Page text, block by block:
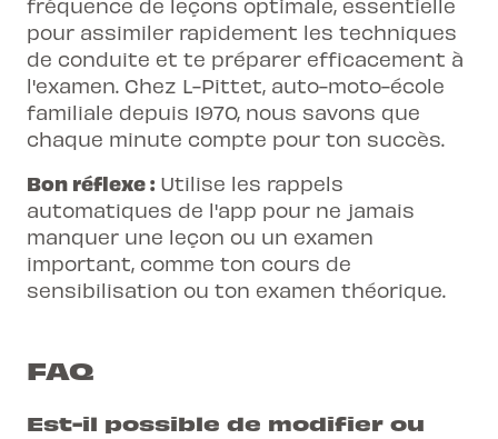
fréquence de leçons optimale, essentielle
pour assimiler rapidement les techniques
de conduite et te préparer efficacement à
l'examen. Chez L-Pittet, auto-moto-école
familiale depuis 1970, nous savons que
chaque minute compte pour ton succès.
Bon réflexe : Utilise les rappels
automatiques de l'app pour ne jamais
manquer une leçon ou un examen
important, comme ton cours de
sensibilisation ou ton examen théorique.
FAQ
Est-il possible de modifier ou